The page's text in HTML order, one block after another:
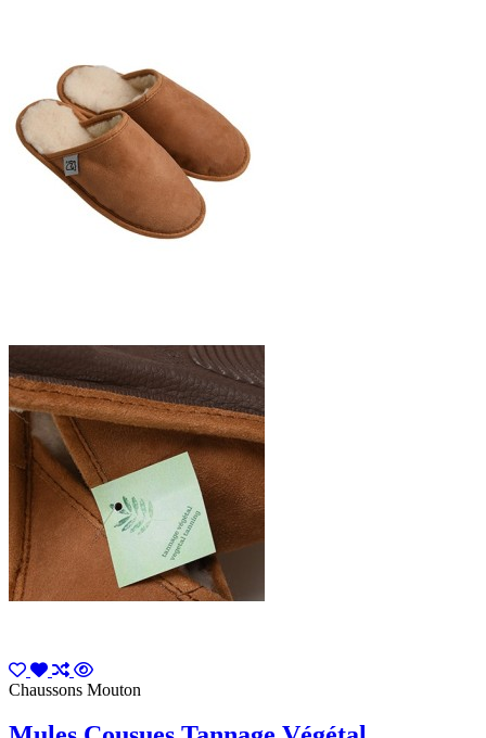
Chaussons Mouton